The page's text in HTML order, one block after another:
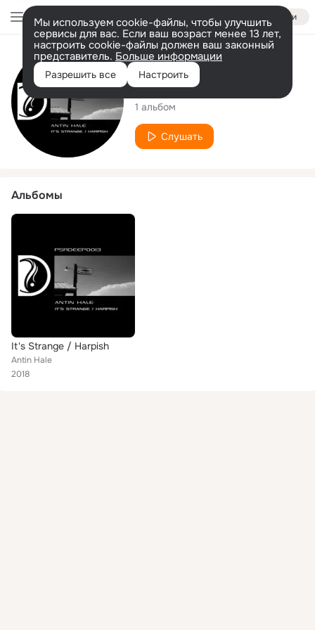
Войти
Мы используем cookie-файлы, чтобы улучшить
сервисы для вас. Если ваш возраст менее 13 лет,
настроить cookie-файлы должен ваш законный
представитель. Больше информации
Разрешить все Настроить
Исполнитель
Antin Hale
1 альбом
Слушать
Альбомы
It's Strange / Harpish
Antin Hale
2018